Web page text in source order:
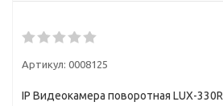
Артикул: 0008125
IP Видеокамера поворотная LUX-330R